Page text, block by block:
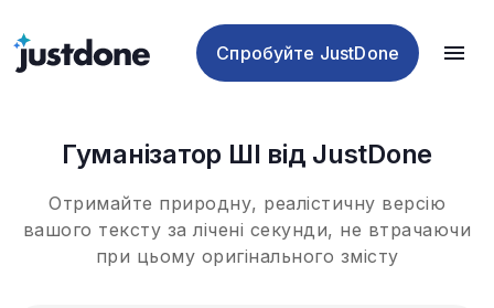
Спробуйте JustDone
Гуманізатор ШІ від JustDone
Отримайте природну, реалістичну версію
вашого тексту за лічені секунди, не втрачаючи
при цьому оригінального змісту